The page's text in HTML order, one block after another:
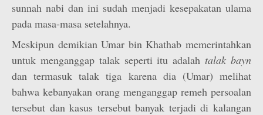
sunnah nabi dan ini sudah menjadi kesepakatan ulama
pada masa-masa setelahnya.
Meskipun demikian Umar bin Khathab memerintahkan
untuk menganggap talak seperti itu adalahtalak bayn
dan termasuk talak tiga karena dia (Umar) melihat
bahwa kebanyakan orang menganggap remeh persoalan
tersebut dan kasus tersebut banyak terjadi di kalangan